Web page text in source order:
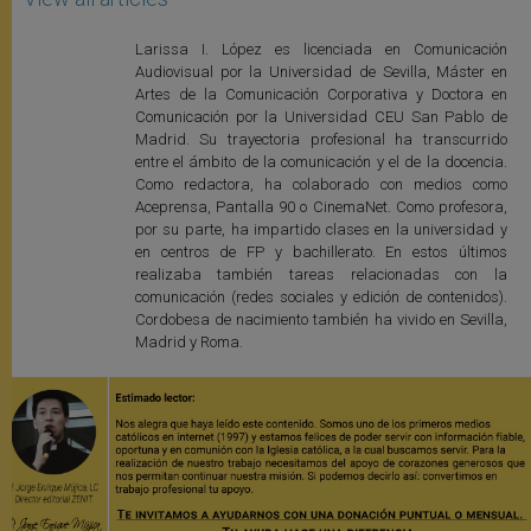
Larissa I. López es licenciada en Comunicación
Audiovisual por la Universidad de Sevilla, Máster en
Artes de la Comunicación Corporativa y Doctora en
Comunicación por la Universidad CEU San Pablo de
Madrid. Su trayectoria profesional ha transcurrido
entre el ámbito de la comunicación y el de la docencia.
Como redactora, ha colaborado con medios como
Aceprensa, Pantalla 90 o CinemaNet. Como profesora,
por su parte, ha impartido clases en la universidad y
en centros de FP y bachillerato. En estos últimos
realizaba también tareas relacionadas con la
comunicación (redes sociales y edición de contenidos).
Cordobesa de nacimiento también ha vivido en Sevilla,
Madrid y Roma.